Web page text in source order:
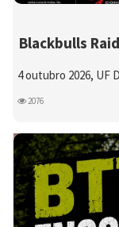
Blackbulls Raid
4 outubro 2026, UF
2076